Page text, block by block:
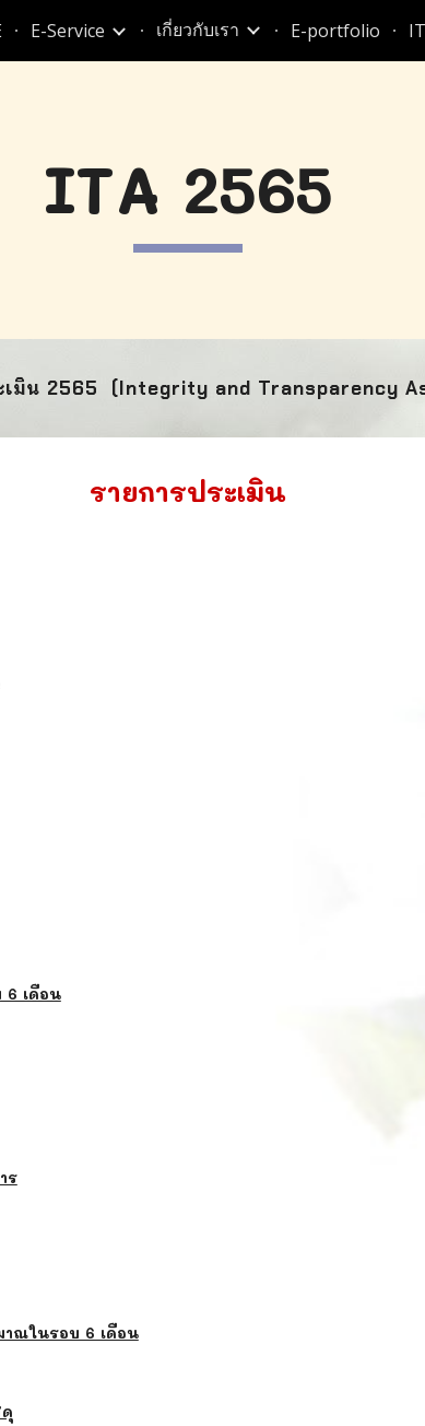
content Skip to
E-Service เกี่ยวกับเรา E-portfolio
ITA 2565
เมิน 2565 (Integrity and Transparency
รายการประเมิน
6 เดือน
ร
าณในรอบ 6 เดือน